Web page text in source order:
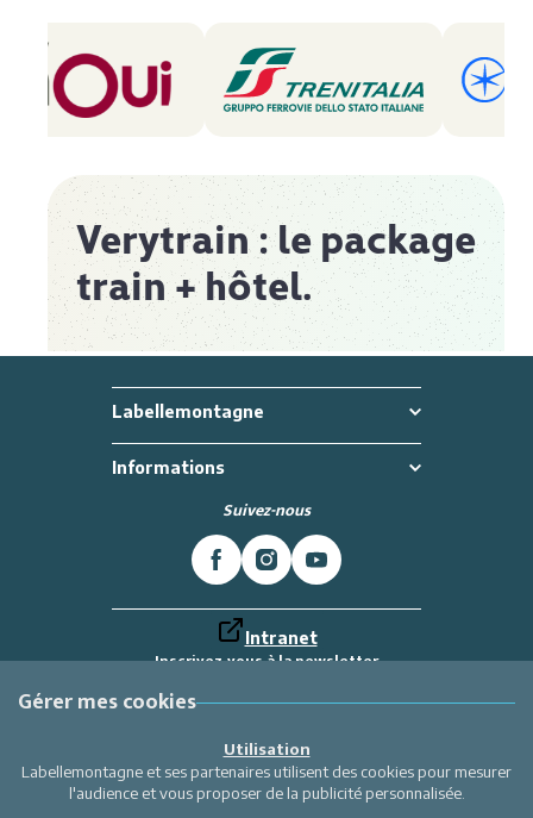
Labellemontagne
Informations
Suivez-nous
Intranet
Inscrivez-vous à la newsletter
Labellemontagne
Gérer mes cookies
Utilisation
Labellemontagne et ses partenaires utilisent des cookies pour mesurer
l'audience et vous proposer de la publicité personnalisée.